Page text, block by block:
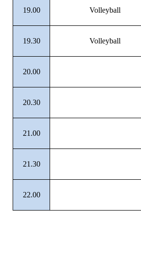
19.00 Volleyball
19.30 Volleyball
20.00
20.30
21.00
21.30
22.00